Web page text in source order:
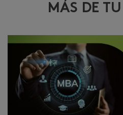
MÁS DE